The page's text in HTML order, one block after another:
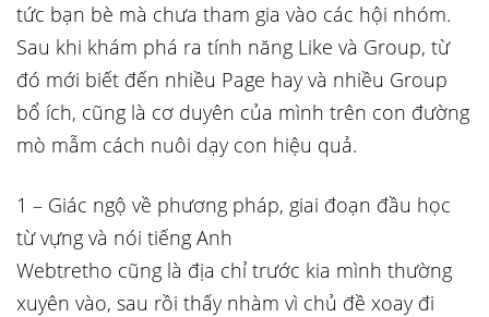
tức bạn bè mà chưa tham gia vào các hội nhóm.
Sau khi khám phá ra tính năng Like và Group, từ
đó mới biết đến nhiều Page hay và nhiều Group
bổ ích, cũng là cơ duyên của mình trên con đường
mò mẫm cách nuôi dạy con hiệu quả.
1 – Giác ngộ về phương pháp, giai đoạn đầu học
từ vựng và nói tiếng Anh
Webtretho cũng là địa chỉ trước kia mình thường
xuyên vào, sau rồi thấy nhàm vì chủ đề xoay đi